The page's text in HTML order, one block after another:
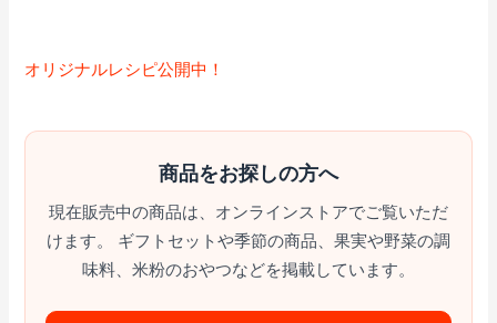
オリジナルレシピ公開中！
商品をお探しの方へ
現在販売中の商品は、オンラインストアでご覧いただ
けます。 ギフトセットや季節の商品、果実や野菜の調
味料、米粉のおやつなどを掲載しています。